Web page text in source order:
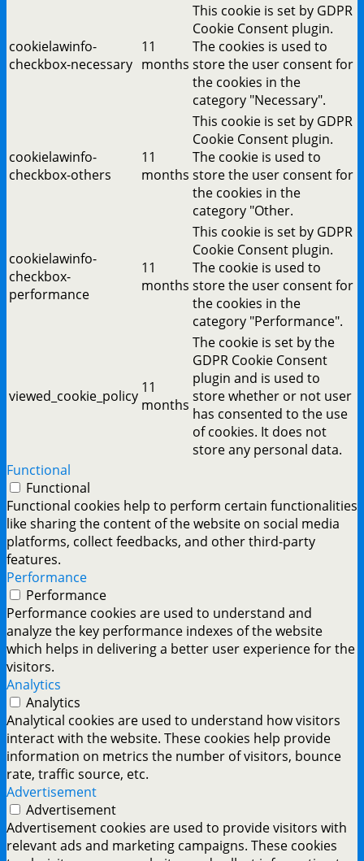
cookielawinfo-
checkbox-necessary
11
months
This cookie is set by GDPR
Cookie Consent plugin.
The cookies is used to
store the user consent for
the cookies in the
category "Necessary".
cookielawinfo-
checkbox-others
11
months
This cookie is set by GDPR
Cookie Consent plugin.
The cookie is used to
store the user consent for
the cookies in the
category "Other.
cookielawinfo-
checkbox-
performance
11
months
This cookie is set by GDPR
Cookie Consent plugin.
The cookie is used to
store the user consent for
the cookies in the
category "Performance".
viewed_cookie_policy 11
months
The cookie is set by the
GDPR Cookie Consent
plugin and is used to
store whether or not user
has consented to the use
of cookies. It does not
store any personal data.
Functional
Functional
Functional cookies help to perform certain functionalities
like sharing the content of the website on social media
platforms, collect feedbacks, and other third-party
features.
Performance
Performance
Performance cookies are used to understand and
analyze the key performance indexes of the website
which helps in delivering a better user experience for the
visitors.
Analytics
Analytics
Analytical cookies are used to understand how visitors
interact with the website. These cookies help provide
information on metrics the number of visitors, bounce
rate, traffic source, etc.
Advertisement
Advertisement
Advertisement cookies are used to provide visitors with
relevant ads and marketing campaigns. These cookies